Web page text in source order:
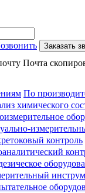
Заказать
Почта
По
химического
контроль